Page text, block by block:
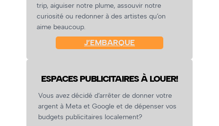
trip, aiguiser notre plume, assouvir notre
curiosité ou redonner à des artistes qu’on
aime beaucoup.
J’EMBARQUE
ESPACES PUBLICITAIRES À LOUER!
Vous avez décidé d’arrêter de donner votre
argent à Meta et Google et de dépenser vos
budgets publicitaires localement?